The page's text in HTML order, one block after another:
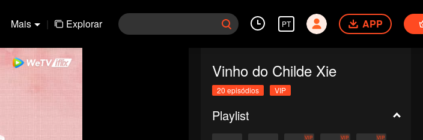
Mais | Explorar PT APP
Vinho do Childe Xie
20 episódios VIP
Playlist
VIP VIP VIP